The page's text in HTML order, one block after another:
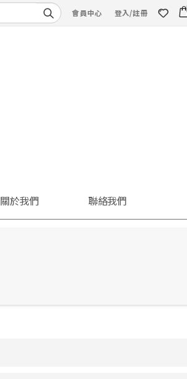
會員中心 登入/註冊
關於我們 聯絡我們